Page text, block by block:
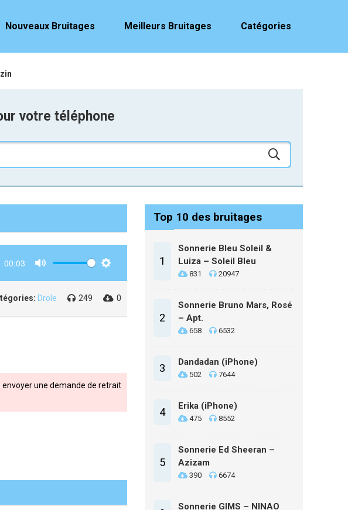
Nouveaux Bruitages Meilleurs Bruitages Catégories
votre téléphone
00:03
Drole 249 0
une demande de retrait
Top 10 des bruitages
1
Sonnerie Bleu Soleil &
Luiza – Soleil Bleu
831 20947
2
Sonnerie Bruno Mars, Rosé
– Apt.
658 6532
3 Dandadan (iPhone)
502 7644
4 Erika (iPhone)
475 8552
5
Sonnerie Ed Sheeran –
Azizam
390 6674
Sonnerie GIMS – NINAO